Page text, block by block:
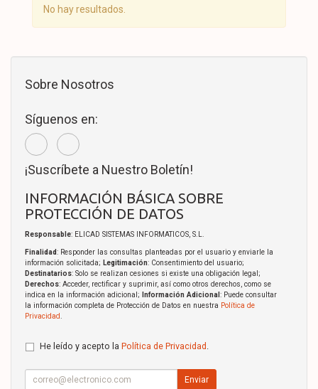
No hay resultados.
Sobre Nosotros
Síguenos en:
¡Suscríbete a Nuestro Boletín!
INFORMACIÓN BÁSICA SOBRE
PROTECCIÓN DE DATOS
Responsable: ELICAD SISTEMAS INFORMATICOS, S.L.
Finalidad: Responder las consultas planteadas por el usuario y enviarle la
información solicitada; Legitimación: Consentimiento del usuario;
Destinatarios: Solo se realizan cesiones si existe una obligación legal;
Derechos: Acceder, rectificar y suprimir, así como otros derechos, como se
indica en la información adicional;
Información Adicional : Puede consultar
la información completa de Protección de Datos en nuestra Política de
Privacidad
He leído y acepto la Política de Privacidad .
Enviar